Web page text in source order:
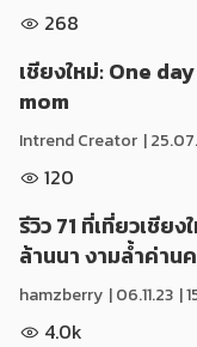
268
เชียงใหม่: One
mom
Intrend Creator |
120
รีวิว 71 ที่เที่ยวเชีย
ล้านนา งามล้ำค่าน
hamzberry |06.11.23 |
4.0k